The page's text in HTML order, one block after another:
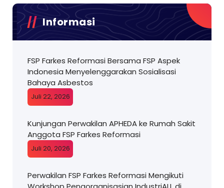
Informasi
FSP Farkes Reformasi Bersama FSP Aspek
Indonesia Menyelenggarakan Sosialisasi
Bahaya Asbestos
Juli 22, 2026
Kunjungan Perwakilan APHEDA ke Rumah Sakit
Anggota FSP Farkes Reformasi
Juli 20, 2026
Perwakilan FSP Farkes Reformasi Mengikuti